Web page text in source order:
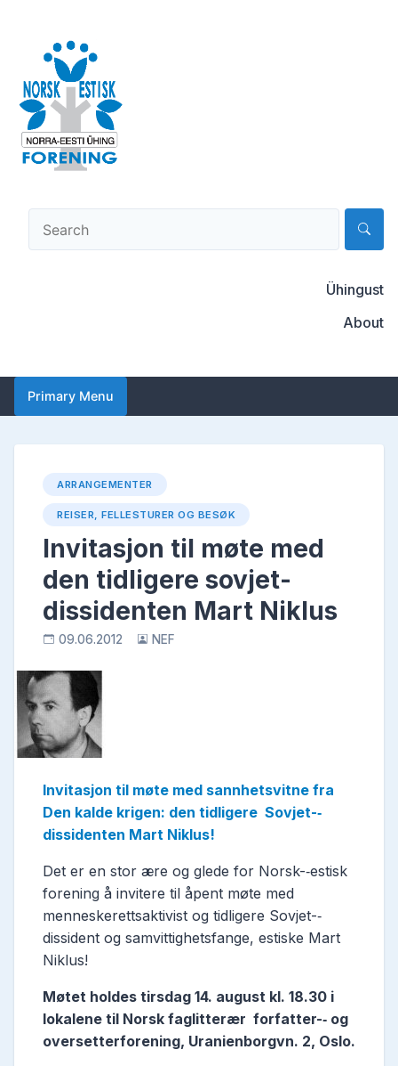
content
Norsk-estisk forening
Ühingust
About
Primary Menu
ARRANGEMENTER
REISER, FELLESTURER OG BESØK
Invitasjon til møte med
den tidligere sovjet-
dissidenten Mart Niklus
09.06.2012 NEF
Invitasjon til møte med sannhetsvitne fra
Den kalde krigen: den tidligere Sovjet-­‐
dissidenten Mart Niklus!
Det er en stor ære og glede for Norsk-­‐estisk
forening å invitere til åpent møte med
menneskerettsaktivist og tidligere Sovjet-­‐
dissident og samvittighetsfange, estiske Mart
Niklus!
Møtet holdes tirsdag 14. august kl. 18.30 i
lokalene til Norsk faglitterær forfatter-­‐ og
oversetterforening, Uranienborgvn. 2, Oslo.